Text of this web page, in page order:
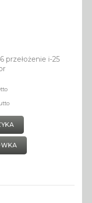
przełożenie i-25